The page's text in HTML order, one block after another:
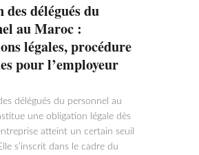
des délégués du
au Maroc :
légales, procédure
pour l’employeur
délégués du personnel au
une obligation légale dès
atteint un certain seuil
s’inscrit dans le cadre du